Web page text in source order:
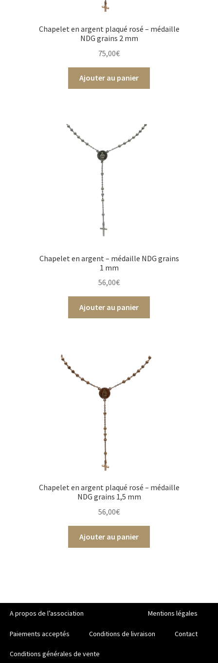
Chapelet en argent plaqué rosé – médaille
NDG grains 2 mm
75,00€
Ajouter au panier
Chapelet en argent – médaille NDG grains
1 mm
56,00€
Ajouter au panier
Chapelet en argent plaqué rosé – médaille
NDG grains 1,5 mm
56,00€
Ajouter au panier
A propos de l’association Mentions légales
Paiements acceptés Conditions de livraison Contact
Conditions générales de vente